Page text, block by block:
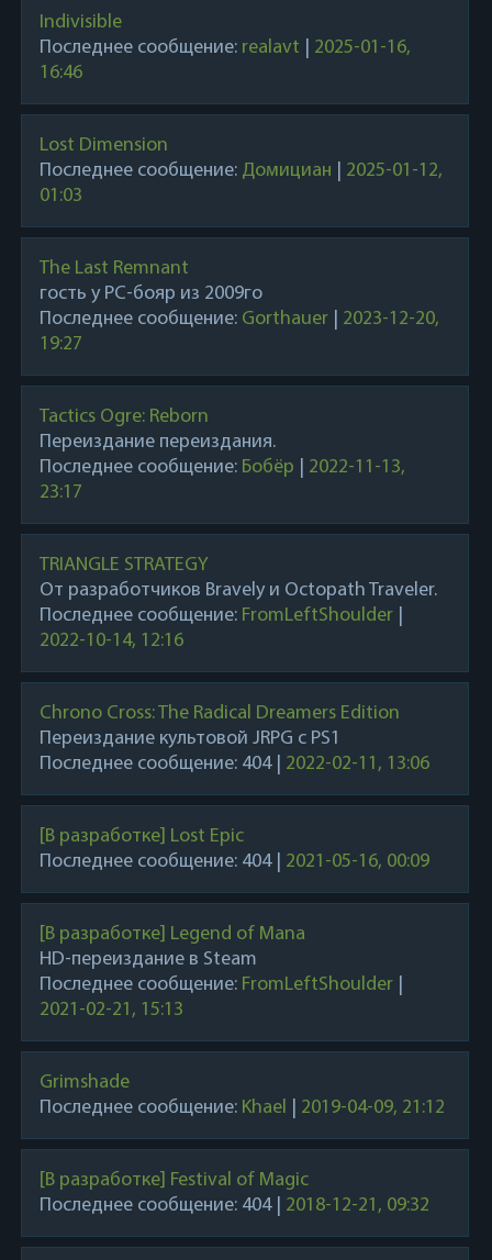
Indivisible
Последнее сообщение: realavt
2025-01-16,
16:46
Lost Dimension
Последнее сообщение: Домициан
2025-01-12,
01:03
The Last Remnant
гость у РС-бояр из 2009го
Последнее сообщение: Gorthauer| 2023-12-20,
19:27
Tactics Ogre: Reborn
Переиздание переиздания.
Последнее сообщение: Бобёр
2022-11-13,
23:17
TRIANGLE STRATEGY
От разработчиков Bravely и Octopath Traveler.
Последнее сообщение: FromLeftShoulder|
2022-10-14, 12:16
Chrono Cross: The Radical Dreamers Edition
Переиздание культовой JRPG с PS1
Последнее сообщение: 404| 2022-02-11, 13:06
[В разработке] Lost Epic
Последнее сообщение: 404| 2021-05-16, 00:09
[В разработке] Legend of Mana
HD-переиздание в Steam
Последнее сообщение: FromLeftShoulder|
2021-02-21, 15:13
Grimshade
Последнее сообщение: Khael 2019-04-09, 21:12
[В разработке] Festival of Magic
Последнее сообщение: 404| 2018-12-21, 09:32